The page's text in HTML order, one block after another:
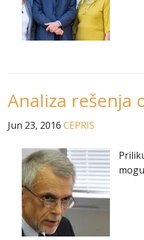
Analiza rešenja
Jun 23, 2016 CEPRIS